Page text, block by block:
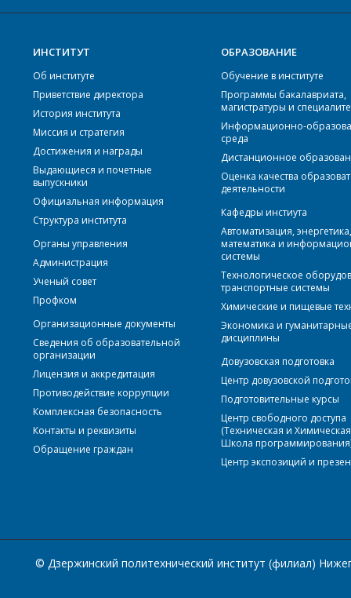
ИНСТИТУТ
Об институте
Приветствие директора
История института
Миссия и стратегия
Достижения и награды
Выдающиеся и почетные
выпускники
Официальная информация
Структура института
Органы управления
Администрация
Ученый совет
Профком
Организационные документы
Сведения об образовательной
организации
Лицензия и аккредитация
Противодействие коррупции
Комплексная безопасность
Контакты и реквизиты
Обращение граждан
ОБРАЗОВАНИЕ
Обучение в институте
Программы бакалавриата,
магистратуры и
Информационно-
среда
Дистанционное
Оценка качества
деятельности
Кафедры инстиута
Автоматизация, энергетика,
математика и
системы
Технологическое
транспортные системы
Химические и пищевые
Экономика и
дисциплины
Довузовская подготовка
Центр довузовской
Подготовительные курсы
Центр свободного доступа
(Техническая и
Школа
Центр экспозиций и
© Дзержинский политехнический институт (филиал)